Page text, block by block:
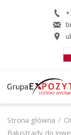
STRONA
Strona główna
Balustrady do